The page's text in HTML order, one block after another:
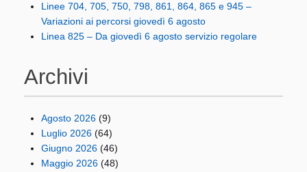
Linee 704, 705, 750, 798, 861, 864, 865 e 945 –
Variazioni ai percorsi giovedì 6 agosto
Linea 825 – Da giovedì 6 agosto servizio regolare
Archivi
Agosto 2026 (9)
Luglio 2026 (64)
Giugno 2026 (46)
Maggio 2026 (48)